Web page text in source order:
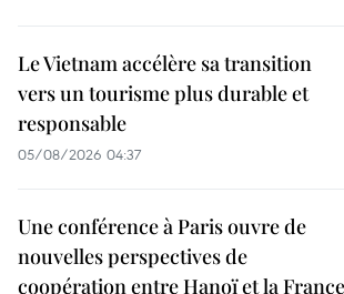
Le Vietnam accélère sa transition
vers un tourisme plus durable et
responsable
05/08/2026 04:37
Une conférence à Paris ouvre de
nouvelles perspectives de
coopération entre Hanoï et la France